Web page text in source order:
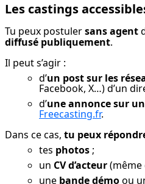
Les castings
Tu peux postuler sans agent
diffusé publiquement.
Il peut s’agir :
d’un post sur les
Facebook, X…) d’un
d’une annonce sur
Freecasting.fr.
Dans ce cas, tu peux
tes photos ;
un CV d’acteur(même
une bande démoou